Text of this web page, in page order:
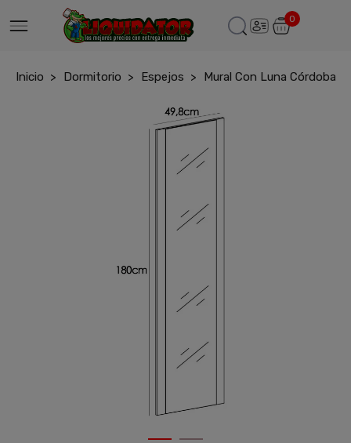
0
Inicio Dormitorio Espejos Mural Con Luna Córdoba